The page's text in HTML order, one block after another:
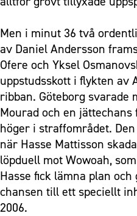
Men i minut 36 två
av Daniel Andersson
Ofere och Yksel
uppstudsskott i flykten av
ribban. Göteborg svarade
Mourad och en
höger i straffområdet.
när Hasse Mattisson
löpduell mot Wowoah,
Hasse fick lämna plan och
chansen till ett speciellt
2006.